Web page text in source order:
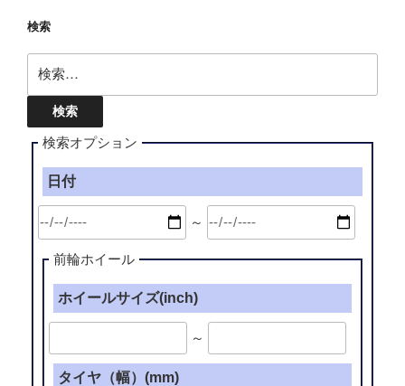
ー
シ
ョ
ン
検索
索:
検索オプション
日付
～
前輪ホイール
ホイールサイズ(inch)
～
タイヤ（幅）(mm)